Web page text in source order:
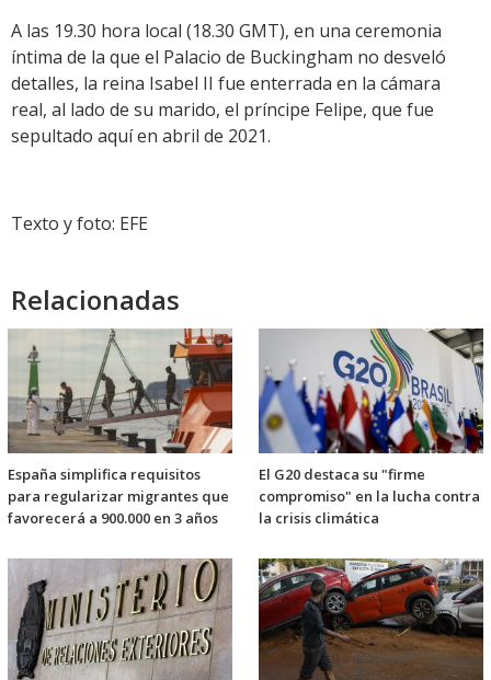
A las 19.30 hora local (18.30 GMT), en una ceremonia
íntima de la que el Palacio de Buckingham no desveló
detalles, la reina Isabel II fue enterrada en la cámara
real, al lado de su marido, el príncipe Felipe, que fue
sepultado aquí en abril de 2021.
Texto y foto: EFE
Relacionadas
España simplifica requisitos
para regularizar migrantes que
favorecerá a 900.000 en 3 años
El G20 destaca su "firme
compromiso" en la lucha contra
la crisis climática